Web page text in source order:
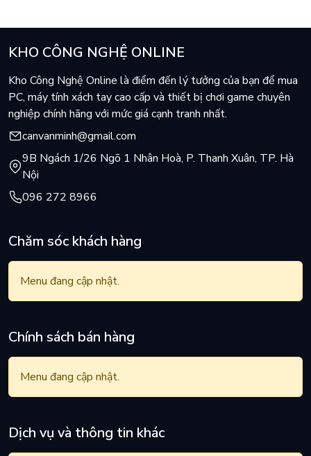
KHO CÔNG NGHỆ ONLINE
Kho Công Nghệ Online là điểm đến lý tưởng của bạn để mua
PC, máy tính xách tay cao cấp và thiết bị chơi game chuyên
nghiệp chính hãng với mức giá cạnh tranh nhất.
canvanminh@gmail.com
9B Ngách 1/26 Ngõ 1 Nhân Hoà, P. Thanh Xuân, TP. Hà
Nội
096 272 8966
Chăm sóc khách hàng
Menu đang cập nhật.
Chính sách bán hàng
Menu đang cập nhật.
Dịch vụ và thông tin khác